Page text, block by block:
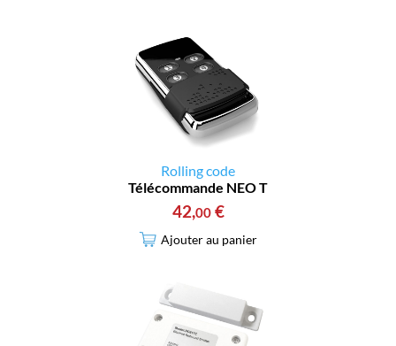
Rolling code
Télécommande NEO T
42,00 €
Ajouter au panier